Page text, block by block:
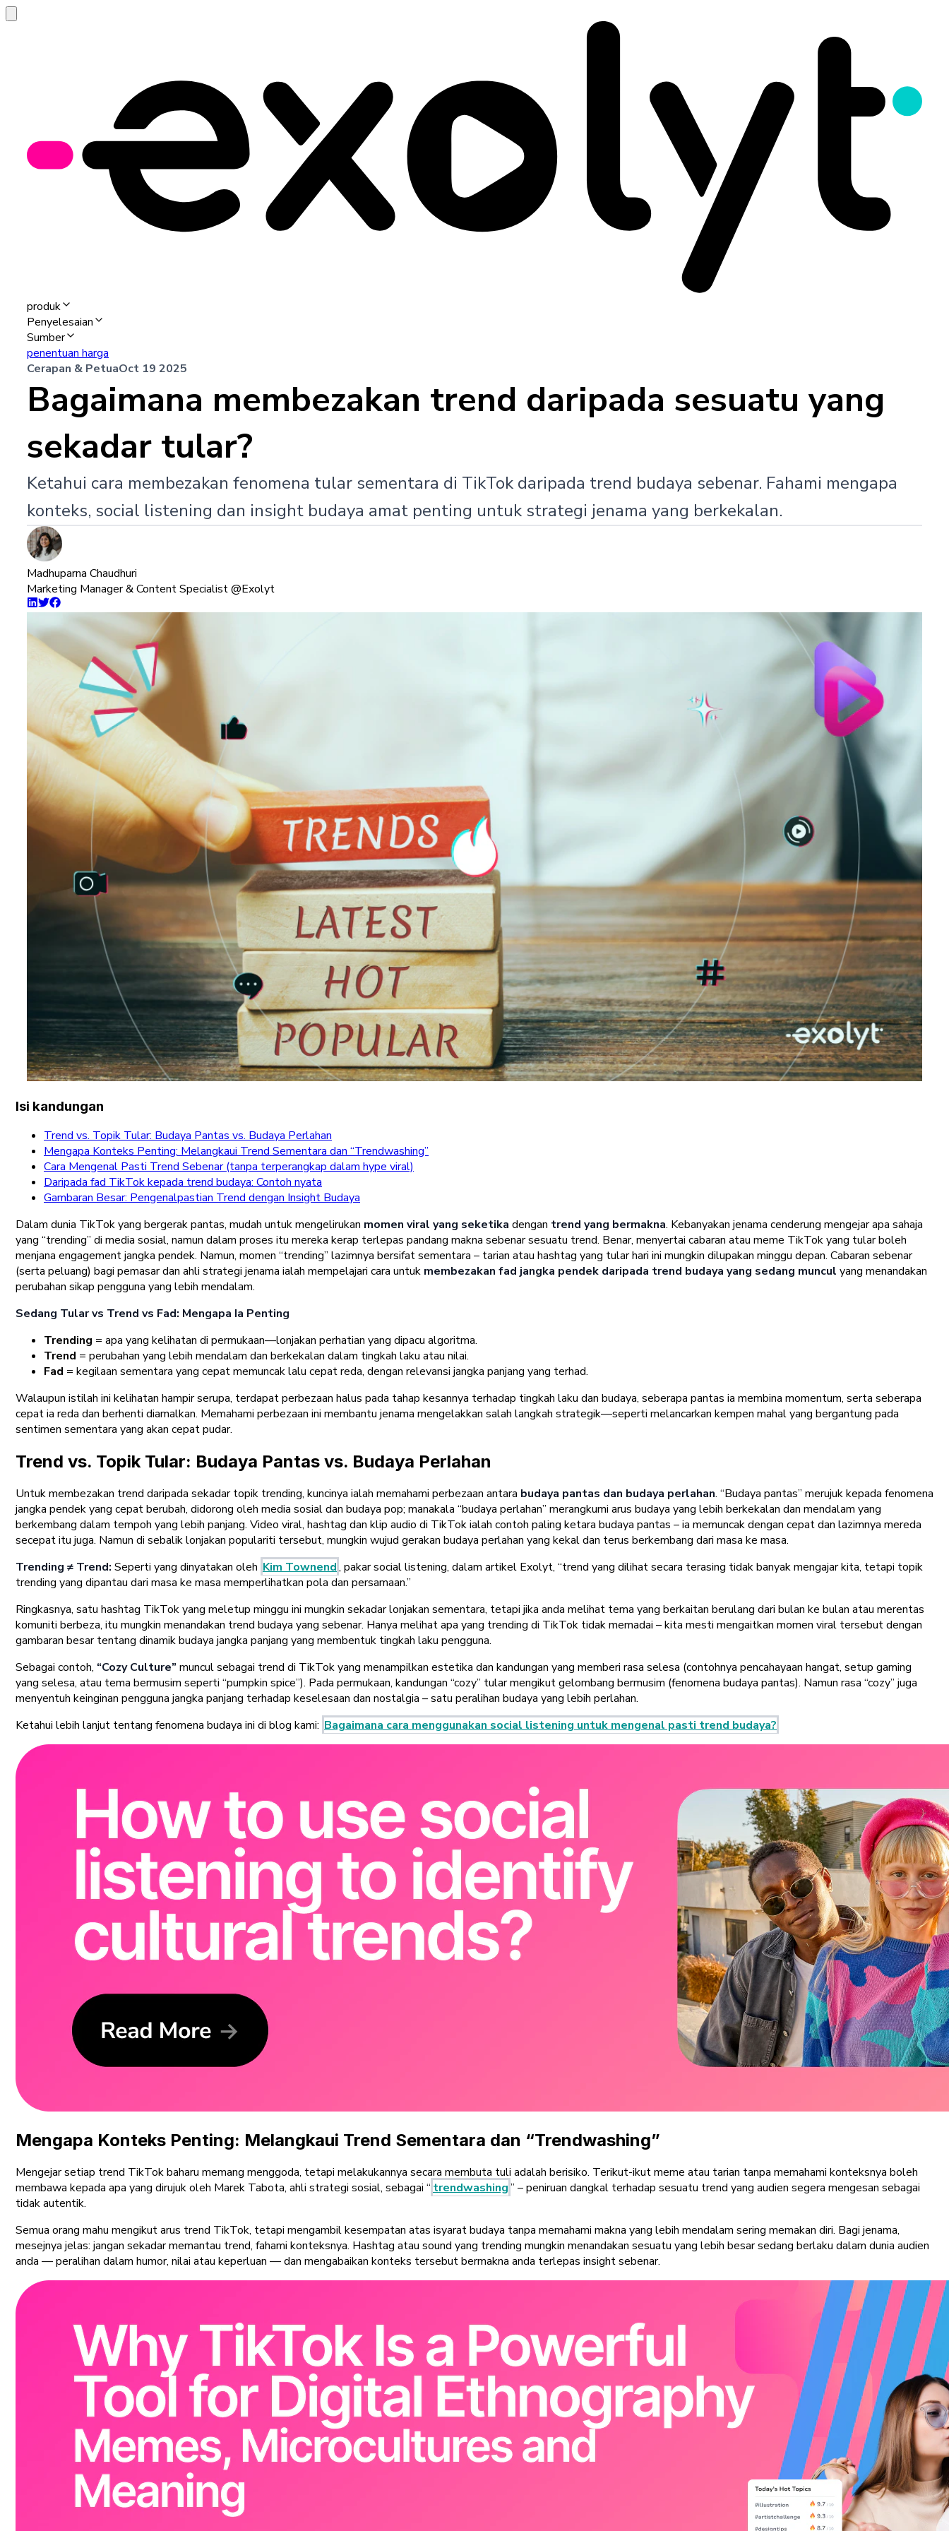
produk
Penyelesaian
Sumber
penentuan harga
Cerapan & PetuaOct 19 2025
Bagaimana membezakan trend daripada sesuatu yang
sekadar tular?
Ketahui cara membezakan fenomena tular sementara di TikTok daripada trend budaya sebenar. Fahami mengapa
konteks, social listening dan insight budaya amat penting untuk strategi jenama yang berkekalan.
Madhuparna Chaudhuri
Marketing Manager & Content Specialist @Exolyt
Isi kandungan
Trend vs. Topik Tular: Budaya Pantas vs. Budaya Perlahan
Mengapa Konteks Penting: Melangkaui Trend Sementara dan “Trendwashing”
Cara Mengenal Pasti Trend Sebenar (tanpa terperangkap dalam hype viral)
Daripada fad TikTok kepada trend budaya: Contoh nyata
Gambaran Besar: Pengenalpastian Trend dengan Insight Budaya
Dalam dunia TikTok yang bergerak pantas, mudah untuk mengelirukan momen viral yang seketika dengan trend yang bermakna. Kebanyakan jenama cenderung mengejar apa sahaja
yang “trending” di media sosial, namun dalam proses itu mereka kerap terlepas pandang makna sebenar sesuatu trend. Benar, menyertai cabaran atau meme TikTok yang tular boleh
menjana engagement jangka pendek. Namun, momen “trending” lazimnya bersifat sementara – tarian atau hashtag yang tular hari ini mungkin dilupakan minggu depan. Cabaran sebenar
(serta peluang) bagi pemasar dan ahli strategi jenama ialah mempelajari cara untuk membezakan fad jangka pendek daripada trend budaya yang sedang muncul yang menandakan
perubahan sikap pengguna yang lebih mendalam.
Sedang Tular vs Trend vs Fad: Mengapa Ia Penting
Trending = apa yang kelihatan di permukaan—lonjakan perhatian yang dipacu algoritma.
Trend = perubahan yang lebih mendalam dan berkekalan dalam tingkah laku atau nilai.
Fad = kegilaan sementara yang cepat memuncak lalu cepat reda, dengan relevansi jangka panjang yang terhad.
Walaupun istilah ini kelihatan hampir serupa, terdapat perbezaan halus pada tahap kesannya terhadap tingkah laku dan budaya, seberapa pantas ia membina momentum, serta seberapa
cepat ia reda dan berhenti diamalkan. Memahami perbezaan ini membantu jenama mengelakkan salah langkah strategik—seperti melancarkan kempen mahal yang bergantung pada
sentimen sementara yang akan cepat pudar.
Trend vs. Topik Tular: Budaya Pantas vs. Budaya Perlahan
Untuk membezakan trend daripada sekadar topik trending, kuncinya ialah memahami perbezaan antara budaya pantas dan budaya perlahan. “Budaya pantas” merujuk kepada fenomena
jangka pendek yang cepat berubah, didorong oleh media sosial dan budaya pop; manakala “budaya perlahan” merangkumi arus budaya yang lebih berkekalan dan mendalam yang
berkembang dalam tempoh yang lebih panjang. Video viral, hashtag dan klip audio di TikTok ialah contoh paling ketara budaya pantas – ia memuncak dengan cepat dan lazimnya mereda
secepat itu juga. Namun di sebalik lonjakan populariti tersebut, mungkin wujud gerakan budaya perlahan yang kekal dan terus berkembang dari masa ke masa.
Trending ≠ Trend: Seperti yang dinyatakan oleh Kim Townend, pakar social listening, dalam artikel Exolyt, “trend yang dilihat secara terasing tidak banyak mengajar kita, tetapi topik
trending yang dipantau dari masa ke masa memperlihatkan pola dan persamaan.”
Ringkasnya, satu hashtag TikTok yang meletup minggu ini mungkin sekadar lonjakan sementara, tetapi jika anda melihat tema yang berkaitan berulang dari bulan ke bulan atau merentas
komuniti berbeza, itu mungkin menandakan trend budaya yang sebenar. Hanya melihat apa yang trending di TikTok tidak memadai – kita mesti mengaitkan momen viral tersebut dengan
gambaran besartentang dinamik budaya jangka panjang yang membentuk tingkah laku pengguna.
Sebagai contoh, “Cozy Culture” muncul sebagai trend di TikTok yang menampilkan estetika dan kandungan yang memberi rasa selesa (contohnya pencahayaan hangat, setup gaming
yang selesa, atau tema bermusim seperti “pumpkin spice”). Pada permukaan, kandungan “cozy” tular mengikut gelombang bermusim (fenomena budaya pantas). Namun rasa “cozy” juga
menyentuh keinginan pengguna jangka panjang terhadap keselesaan dan nostalgia – satu peralihan budaya yang lebih perlahan.
Ketahui lebih lanjut tentang fenomena budaya ini di blog kami: Bagaimana cara menggunakan social listening untuk mengenal pasti trend budaya?
Mengapa Konteks Penting: Melangkaui Trend Sementara dan “Trendwashing”
Mengejar setiap trend TikTok baharu memang menggoda, tetapi melakukannya secara membuta tuli adalah berisiko. Terikut-ikut meme atau tarian tanpa memahami konteksnya boleh
membawa kepada apa yang dirujuk oleh Marek Tabota, ahli strategi sosial, sebagai “ trendwashing” – peniruan dangkal terhadap sesuatu trend yang audien segera mengesan sebagai
tidak autentik.
Semua orang mahu mengikut arus trend TikTok, tetapi mengambil kesempatan atas isyarat budaya tanpa memahami makna yang lebih mendalam sering memakan diri. Bagi jenama,
mesejnya jelas: jangan sekadar memantau trend, fahami konteksnya. Hashtag atau sound yang trending mungkin menandakan sesuatu yang lebih besar sedang berlaku dalam dunia audien
anda — peralihan dalam humor, nilai atau keperluan — dan mengabaikan konteks tersebut bermakna anda terlepas insight sebenar.